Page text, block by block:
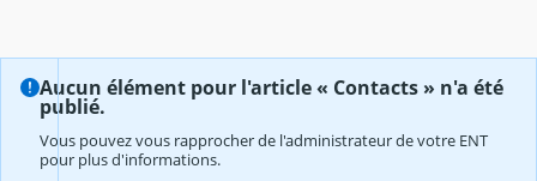
Aucun élément pour l'article « Contacts » n'a été
publié.
Vous pouvez vous rapprocher de l'administrateur de votre ENT
pour plus d'informations.